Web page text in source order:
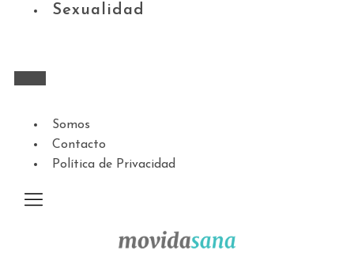
Sexualidad
Somos
Contacto
Política de Privacidad